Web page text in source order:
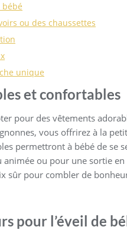
bébé
ou des chaussettes
unique
et confortables
pour des vêtements
vous offrirez à la
permettront à bébé de se
animée ou pour une sortie
sûr pour combler de
pour l’éveil de